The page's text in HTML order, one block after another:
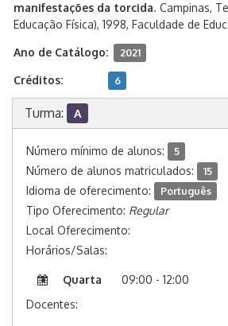
manifestações da torcida. Campinas,
Educação Física), 1998, Faculdade de
Ano de Catálogo: 2021
Créditos: 6
Turma: A
Número mínimo de alunos: 5
Número de alunos matriculados: 15
Idioma de oferecimento: Português
Tipo Oferecimento: Regular
Local Oferecimento:
Horários/Salas:
Quarta
09:00 - 12:00
Docentes: